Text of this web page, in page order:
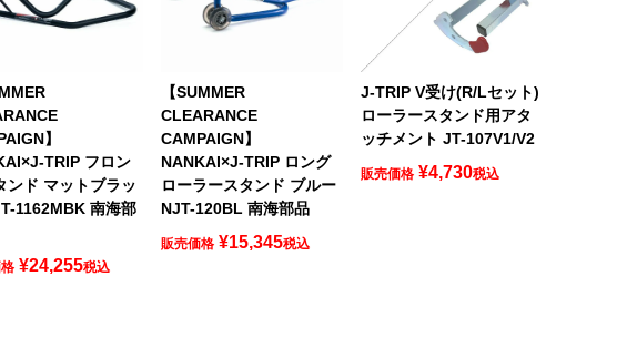
】
TRIP フロン
ンド マットブラッ
1162MBK 南海部
¥24,255税込
【SUMMER
CLEARANCE
CAMPAIGN】
NANKAI×J-TRIP ロング
ローラースタンド ブルー
NJT-120BL 南海部品
販売価格 ¥15,345税込
J-TRIP V受け(R/Lセット)
ローラースタンド用アタ
ッチメント JT-107V1/V2
販売価格 ¥4,730税込